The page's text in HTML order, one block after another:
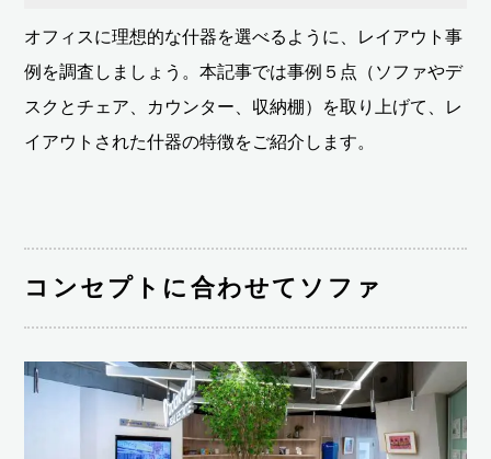
オフィスに理想的な什器を選べるように、レイアウト事
例を調査しましょう。本記事では事例５点（ソファやデ
スクとチェア、カウンター、収納棚）を取り上げて、レ
イアウトされた什器の特徴をご紹介します。
コンセプトに合わせてソファ